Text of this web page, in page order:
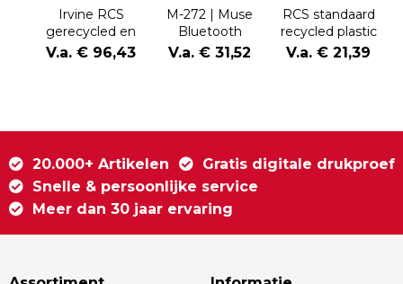
Irvine RCS
gerecycled en
repareerbare
V.a. € 96,43
M-272 | Muse
Bluetooth
Headphones
V.a. € 31,52
RCS standaard
recycled plastic
hoofdtelefoon
V.a. € 21,39
20.000+ Artikelen
Gratis digitale drukproef
Snelle & persoonlijke service
Meer dan 30 jaar ervaring